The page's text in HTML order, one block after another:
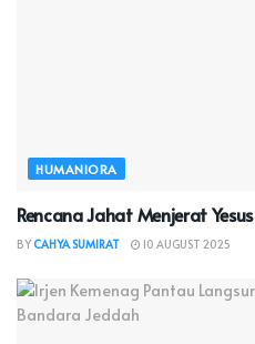
HUMANIORA
Rencana Jahat Menjerat Yesus
BYCAHYA SUMIRAT 10 AUGUST 2025